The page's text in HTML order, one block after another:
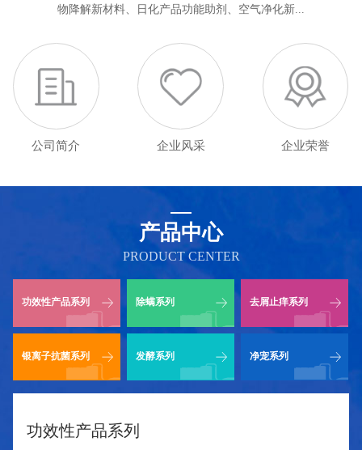
物降解新材料、日化产品功能助剂、空气净化新...
公司简介 企业风采 企业荣誉
产品中心
PRODUCT CENTER
功效性产品系列 除螨系列 去屑止痒系列
银离子抗菌系列 发酵系列 净宠系列
功效性产品系列